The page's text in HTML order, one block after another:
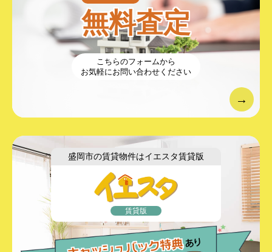
無料査定
こちらのフォームから
お気軽にお問い合わせください
盛岡市の賃貸物件はイエスタ賃貸版
賃貸版